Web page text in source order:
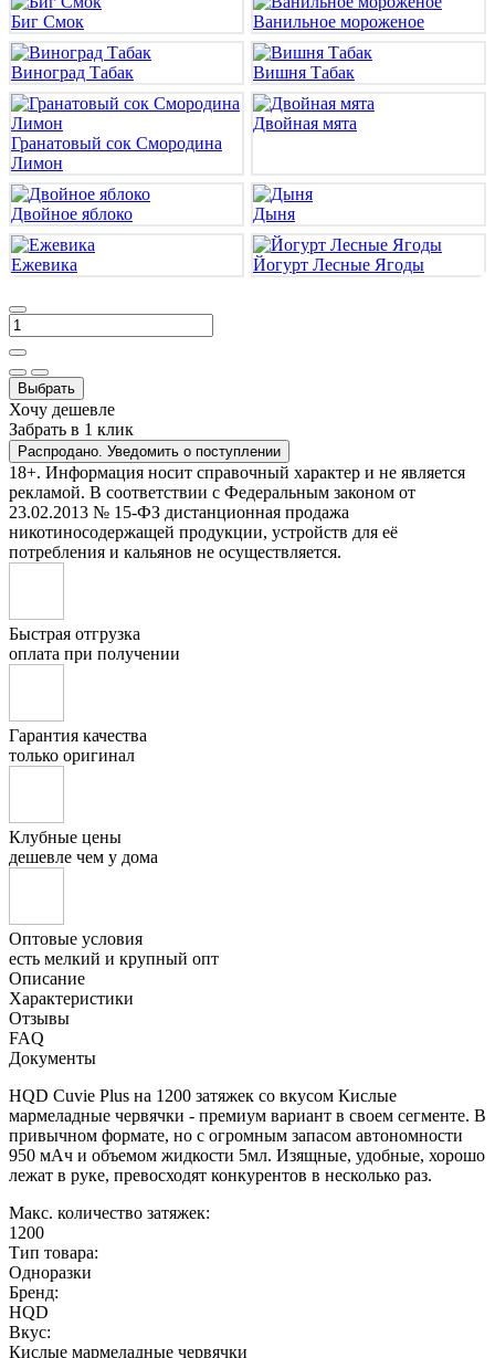
Биг Смок Ванильное мороженое
Виноград Табак Вишня Табак
Гранатовый сок Смородина
Лимон
Двойная мята
Двойное яблоко Дыня
Ежевика Йогурт Лесные Ягоды
Выбрать
Хочу дешевле
Забрать в 1 клик
Распродано. Уведомить о поступлении
18+. Информация носит справочный характер и не является
рекламой. В соответствии с Федеральным законом от
23.02.2013 № 15-ФЗ дистанционная продажа
никотиносодержащей продукции, устройств для её
потребления и кальянов не осуществляется.
Быстрая отгрузка
оплата при получении
Гарантия качества
только оригинал
Клубные цены
дешевле чем у дома
Оптовые условия
есть мелкий и крупный опт
Описание
Характеристики
Отзывы
FAQ
Документы
HQD Cuvie Plus на 1200 затяжек со вкусом Кислые
мармеладные червячки - премиум вариант в своем сегменте. В
привычном формате, но с огромным запасом автономности
950 мАч и объемом жидкости 5мл. Изящные, удобные, хорошо
лежат в руке, превосходят конкурентов в несколько раз.
Макс. количество затяжек:
1200
Тип товара:
Одноразки
Бренд:
HQD
Вкус:
Кислые мармеладные червячки